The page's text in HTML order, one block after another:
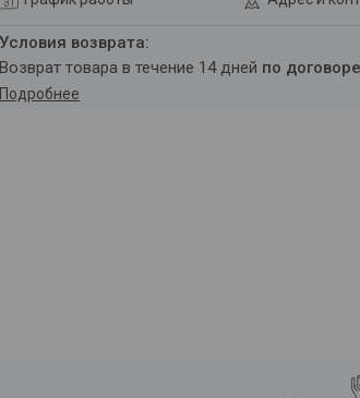
возврат товара в течение 14 дней по
Подробнее